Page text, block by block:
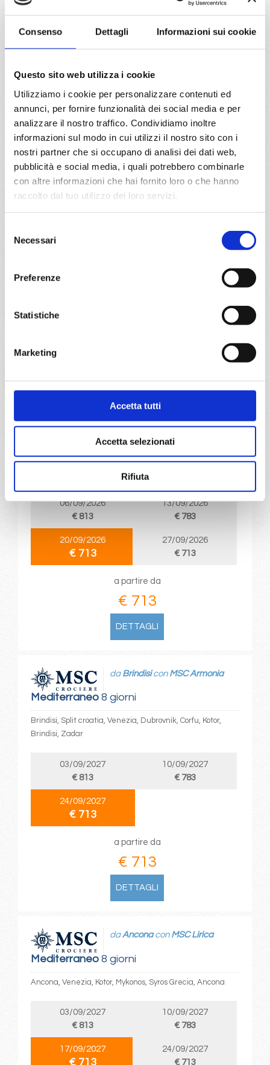
Consenso Dettagli Informazioni sui cookie
Questo sito web utilizza i cookie
Utilizziamo i cookie per personalizzare contenuti ed
annunci, per fornire funzionalità dei social media e per
analizzare il nostro traffico. Condividiamo inoltre
informazioni sul modo in cui utilizzi il nostro sito con i
nostri partner che si occupano di analisi dei dati web,
pubblicità e social media, i quali potrebbero combinarle
con altre informazioni che hai fornito loro o che hanno
raccolto dal tuo utilizzo dei loro servizi.
delNecessari
Preferenze
Statistiche
Marketing
Accetta tutti
Accetta selezionati
Rifiuta
18/09/2027
€ 643
25/09/2027
€ 643
€ 643
DETTAGLI
Mediterraneo 8 giorni
daValenciaconMSC Orchestra
Valencia, La Spezia, Civitavecchia, Genova, Marsiglia,
Tarragona, Valencia
18/09/2027
Mediterraneo8 giorni
da Veneziacon
Venezia, Dubrovnik, Corfu, Kotor, Brindisi, Split croatia,
06/09/2026
€ 813
13/09/2026
€ 783
20/09/2026
€ 713
27/09/2026
€ 713
a partire da
€ 713
DETTAGLI
Mediterraneo8 giorni
da Brindisicon MSC Armonia
Brindisi, Split croatia, Venezia, Dubrovnik, Corfu, Kotor,
Brindisi, Zadar
03/09/2027
€ 813
10/09/2027
€ 783
24/09/2027
€ 713
a partire da
€ 713
DETTAGLI
Mediterraneo8 giorni
daAnconacon MSC Lirica
Ancona, Venezia, Kotor, Mykonos, Syros Grecia, Ancona
03/09/2027
€ 813
10/09/2027
€ 783
17/09/2027
€ 713
24/09/2027
€ 713